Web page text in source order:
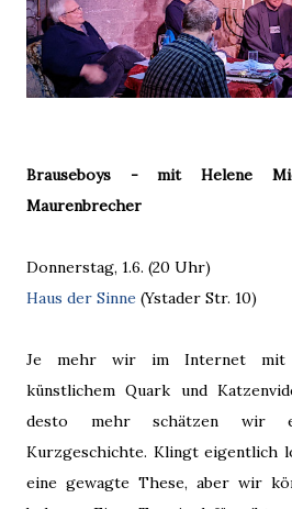
Brauseboys - mit Helene
Maurenbrecher
Donnerstag, 1.6. (20 Uhr)
Haus der Sinne (Ystader Str. 10)
Je mehr wir im Internet mit
künstlichem Quark und
desto mehr schätzen wir
Kurzgeschichte. Klingt eigentlich
eine gewagte These, aber wir